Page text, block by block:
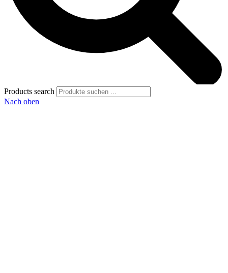
Products search
Nach oben